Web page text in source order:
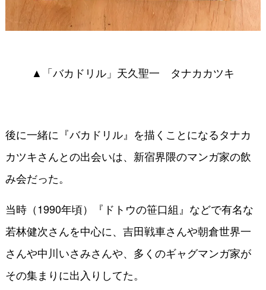
▲「バカドリル」天久聖一 タナカカツキ
後に一緒に『バカドリル』を描くことになるタナカ
カツキさんとの出会いは、新宿界隈のマンガ家の飲
み会だった。
当時（1990年頃）『ドトウの笹口組』などで有名な
若林健次さんを中心に、吉田戦車さんや朝倉世界一
さんや中川いさみさんや、多くのギャグマンガ家が
その集まりに出入りしてた。